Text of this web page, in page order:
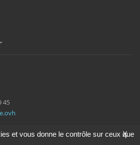
45
X
et vous donne le contrôle sur ceux que